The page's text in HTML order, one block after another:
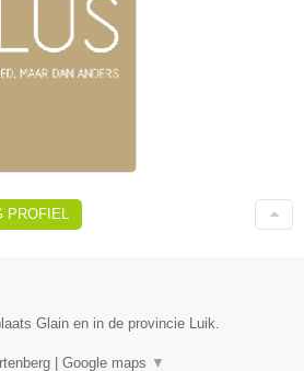
PROFIEL
Glain en in de provincie Luik.
Google maps ▼